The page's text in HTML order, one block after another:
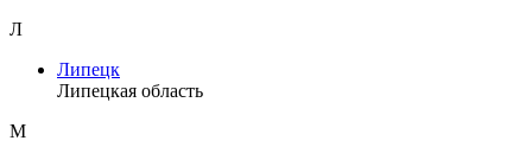
Л
Липецк
Липецкая область
М